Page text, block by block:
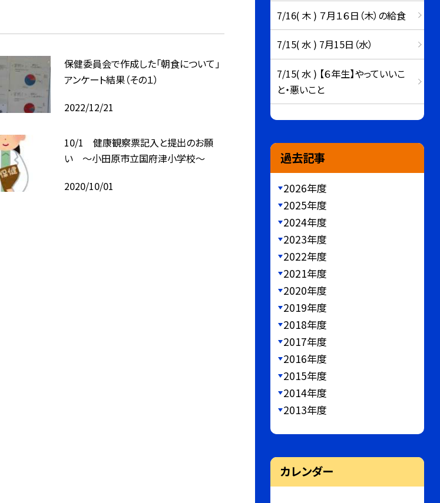
保健委員会で作成した「朝食について」
アンケート結果（その１）
2022/12/21
10/1 健康観察票記入と提出のお願
い 〜小田原市立国府津小学校〜
2020/10/01
7/16( 木 ) ７月１６日（木）の給食
7/15( 水 ) 7月15日（水）
7/15( 水 ) 【６年生】やっていいこ
と・悪いこと
過去記事
2026年度
2025年度
2024年度
2023年度
2022年度
2021年度
2020年度
2019年度
2018年度
2017年度
2016年度
2015年度
2014年度
2013年度
カレンダー